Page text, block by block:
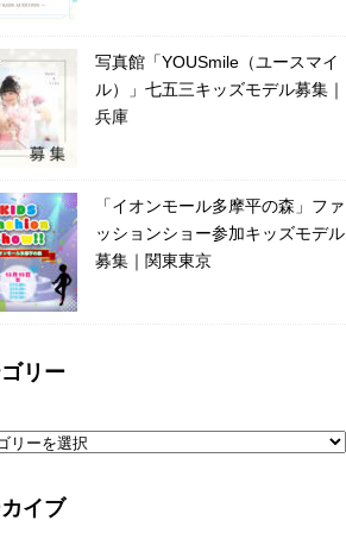
写真館「YOUSmile（ユースマイ
ル）」七五三キッズモデル募集｜
兵庫
「イオンモール多摩平の森」ファ
ッションショー参加キッズモデル
募集｜関東東京
リー
イブ